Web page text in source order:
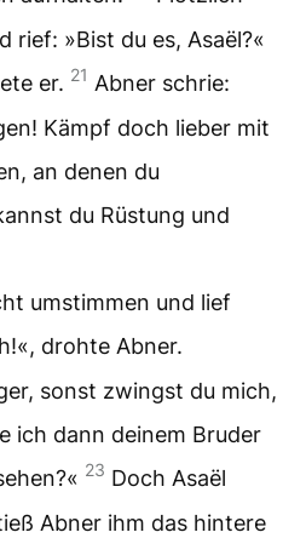
rief: »Bist du es, Asaël?«
er. 21 Abner schrie:
Kämpf doch lieber mit
an denen du
du Rüstung und
umstimmen und lief
drohte Abner.
sonst zwingst du mich,
ich dann deinem Bruder
23 Doch Asaël
Abner ihm das hintere